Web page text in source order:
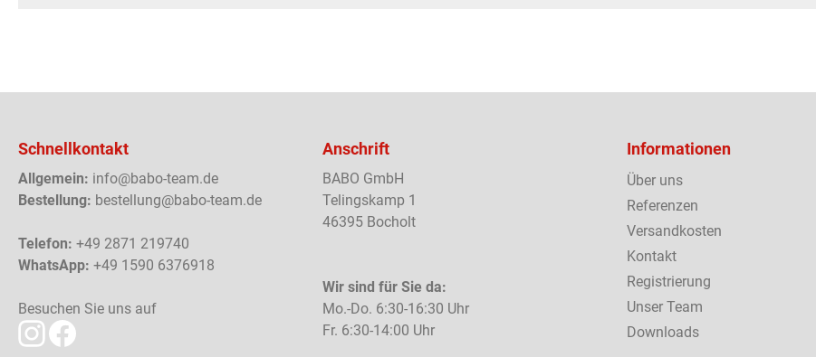
Schnellkontakt
Allgemein: info@babo-team.de
Bestellung: bestellung@babo-team.de
Telefon: +49 2871 219740
WhatsApp: +49 1590 6376918
Besuchen Sie uns auf
Anschrift
BABO GmbH
Telingskamp 1
46395 Bocholt
Wir sind für Sie da:
Mo.-Do. 6:30-16:30 Uhr
Fr. 6:30-14:00 Uhr
Informationen
Über uns
Referenzen
Versandkosten
Kontakt
Registrierung
Unser Team
Downloads